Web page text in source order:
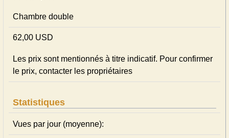
Chambre double
62,00 USD
Les prix sont mentionnés à titre indicatif. Pour confirmer
le prix, contacter les propriétaires
Statistiques
Vues par jour (moyenne):